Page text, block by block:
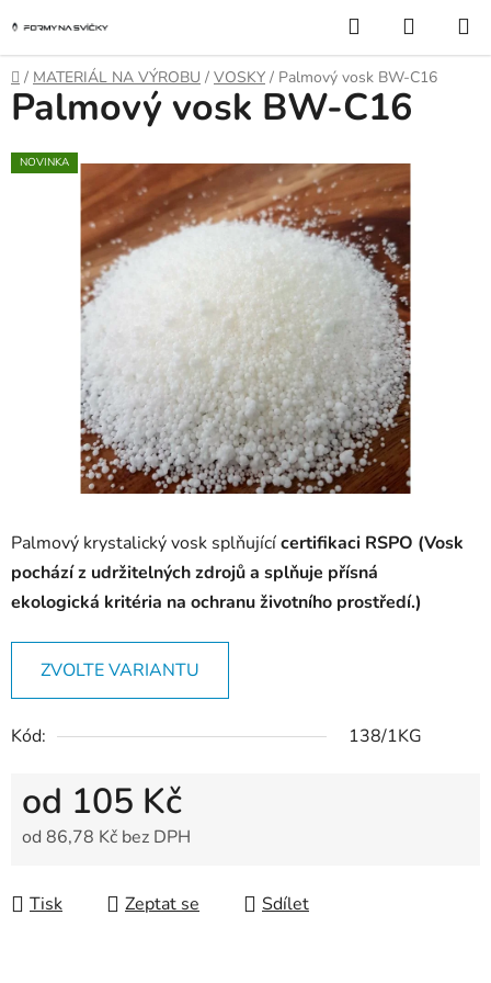
na
obsah
Hledat
KOŠÍK
Domů
/ MATERIÁL NA VÝROBU / VOSKY / Palmový vosk BW-C16
Palmový krystalický vosk splňujícícertifikaci RSPO (Vosk
pochází z udržitelných zdrojů a splňuje přísná
ekologická kritéria na ochranu životního prostředí.)
ZVOLTE VARIANTU
Kód: 138/1KG
od 105 Kč
od 86,78 Kč bez DPH
Tisk
Zeptat se Sdílet
Palmový vosk BW-C16
NOVINKA